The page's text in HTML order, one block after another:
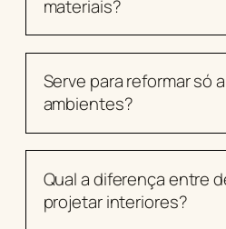
materiais?
Serve para reformar só
ambientes?
Qual a diferença entre
projetar interiores?